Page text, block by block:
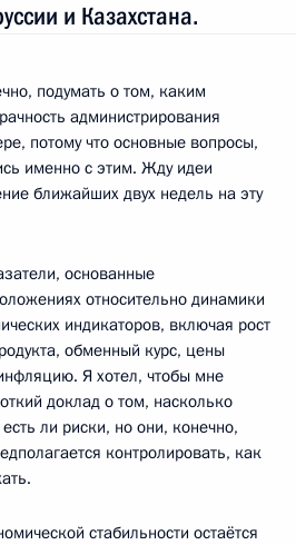
и Казахстана.
подумать о том, каким
администрирования
потому что основные вопросы,
именно с этим. Жду идеи
ближайших двух недель на эту
основанные
относительно динамики
индикаторов, включая рост
обменный курс, цены
Я хотел, чтобы мне
доклад о том, насколько
ли риски, но они, конечно,
контролировать, как
стабильности остаётся